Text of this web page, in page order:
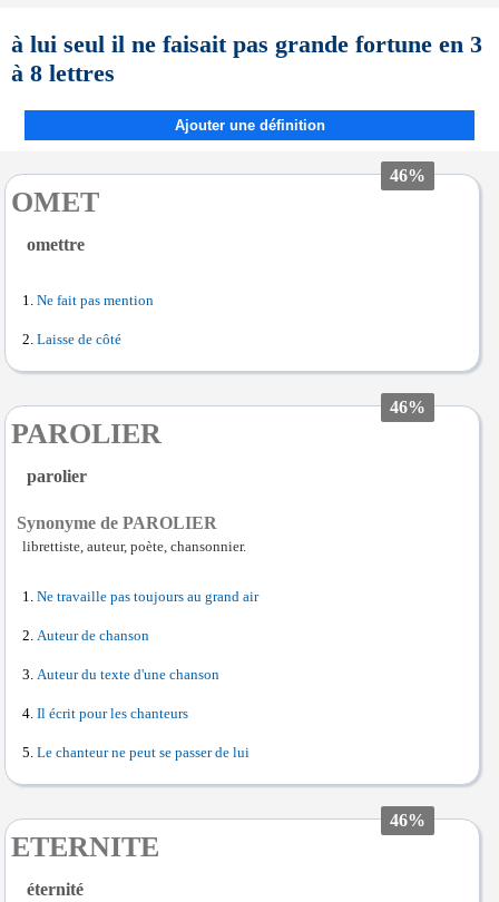
à lui seul il ne faisait pas grande fortune en 3
à 8 lettres
Ajouter une définition
46%
OMET
omettre
Ne fait pas mention
Laisse de côté
46%
PAROLIER
parolier
Synonyme de PAROLIER
librettiste, auteur, poète, chansonnier.
Ne travaille pas toujours au grand air
Auteur de chanson
Auteur du texte d'une chanson
Il écrit pour les chanteurs
Le chanteur ne peut se passer de lui
46%
ETERNITE
éternité